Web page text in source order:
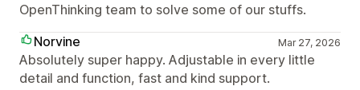
OpenThinking team to solve some of our stuffs.
Norvine
Mar 27, 2026
Absolutely super happy. Adjustable in every little
detail and function, fast and kind support.